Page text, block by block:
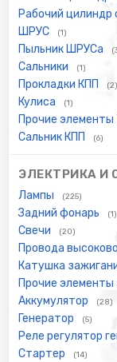
Рабочий цилиндр
ШРУС (1)
Пыльник ШРУСа
Сальники (1)
Прокладки КПП (2)
Кулиса (1)
Прочие элементы
Сальник КПП (6)
ЭЛЕКТРИКА И
Лампы (225)
Задний фонарь (1)
Свечи (20)
Провода
Катушка
Прочие элементы
Аккумулятор (28)
Генератор (5)
Реле регулятор
Стартер (14)